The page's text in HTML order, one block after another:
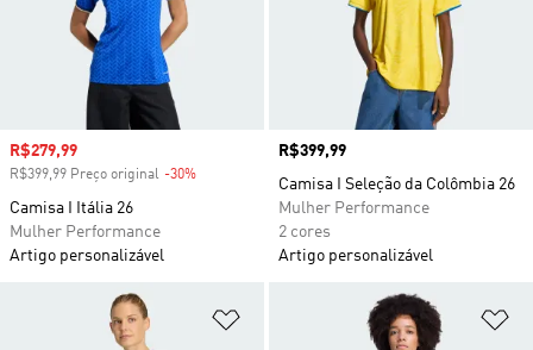
Preço com desconto
R$279,99
R$399,99 Preço original -30%
Camisa I Itália 26
Mulher Performance
Artigo personalizável
Preço
R$399,99
Camisa I Seleção da Colômbia 26
Mulher Performance
2 cores
Artigo personalizável
Adicionar à Lista de Desejos